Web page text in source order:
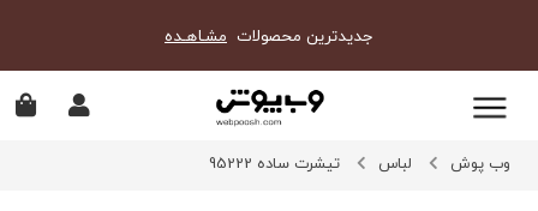
جدیدترین محصولات مشـاهـده
وب پوش لباس تیشرت ساده 95222